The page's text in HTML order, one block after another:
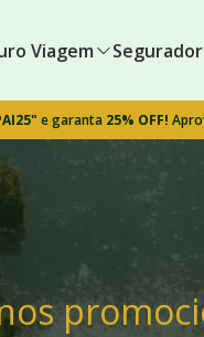
Viagem
e garanta 25% OFF!